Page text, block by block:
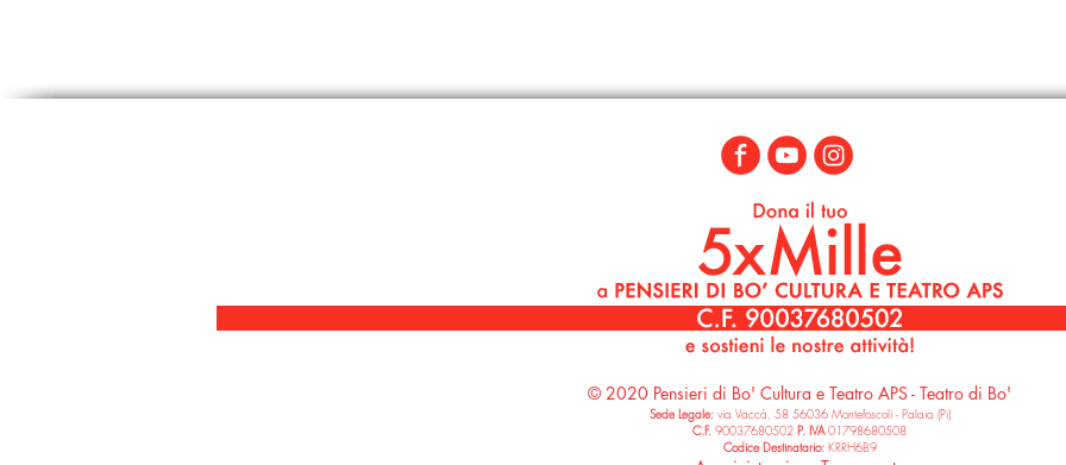
© 2020 Pensieri di Bo' Cultura e Teatro APS - Teatro di Bo'
Sede Legale: via Vaccà, 58 56036 Montefoscoli - Palaia (Pi)
C.F. 90037680502 P. IVA01798680508
Codice Destinatario:KRRH6B9